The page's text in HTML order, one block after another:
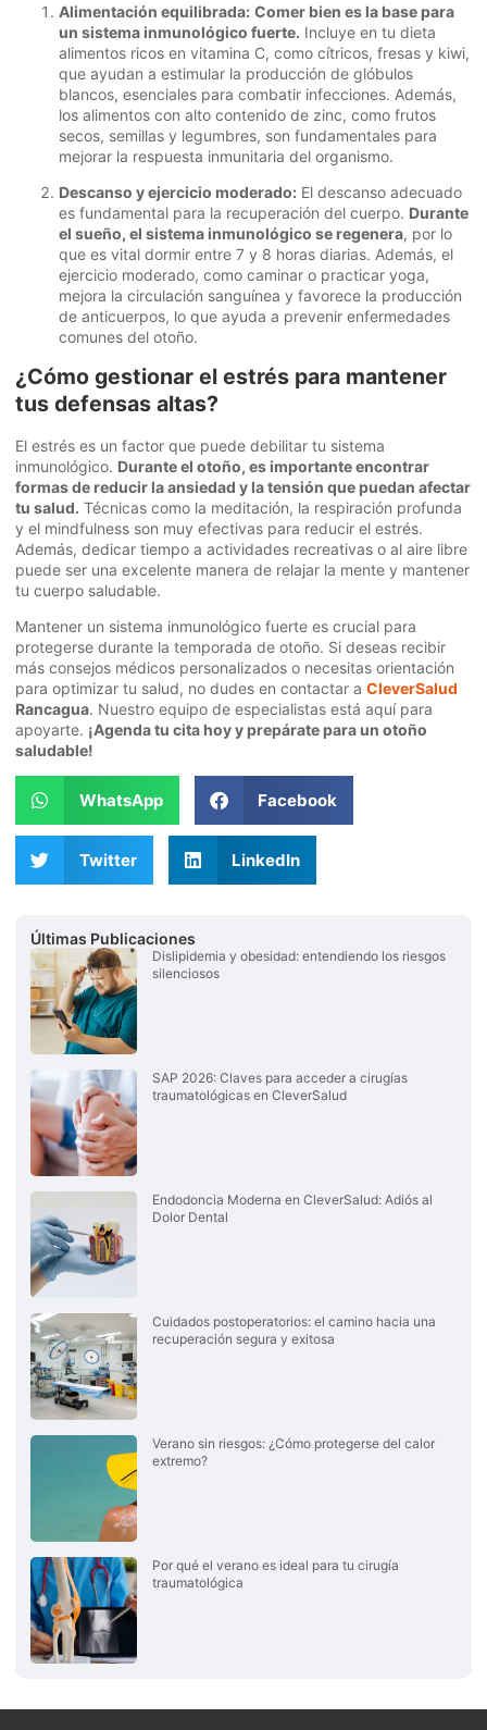
Alimentación equilibrada: Comer bien es la base para
un sistema inmunológico fuerte. Incluye en tu dieta
alimentos ricos en vitamina C, como cítricos, fresas y kiwi,
que ayudan a estimular la producción de glóbulos
blancos, esenciales para combatir infecciones. Además,
los alimentos con alto contenido de zinc, como frutos
secos, semillas y legumbres, son fundamentales para
mejorar la respuesta inmunitaria del organismo.
Descanso y ejercicio moderado: El descanso adecuado
es fundamental para la recuperación del cuerpo. Durante
el sueño, el sistema inmunológico se regenera, por lo
que es vital dormir entre 7 y 8 horas diarias. Además, el
ejercicio moderado, como caminar o practicar yoga,
mejora la circulación sanguínea y favorece la producción
de anticuerpos, lo que ayuda a prevenir enfermedades
comunes del otoño.
¿Cómo gestionar el estrés para mantener
tus defensas altas?
El estrés es un factor que puede debilitar tu sistema
inmunológico. Durante el otoño, es importante encontrar
formas de reducir la ansiedad y la tensión que puedan afectar
tu salud. Técnicas como la meditación, la respiración profunda
y el mindfulness son muy efectivas para reducir el estrés.
Además, dedicar tiempo a actividades recreativas o al aire libre
puede ser una excelente manera de relajar la mente y mantener
tu cuerpo saludable.
Mantener un sistema inmunológico fuerte es crucial para
protegerse durante la temporada de otoño. Si deseas recibir
más consejos médicos personalizados o necesitas orientación
para optimizar tu salud, no dudes en contactar a CleverSalud
Rancagua. Nuestro equipo de especialistas está aquí para
apoyarte. ¡Agenda tu cita hoy y prepárate para un otoño
saludable!
WhatsApp Facebook
Twitter LinkedIn
Últimas Publicaciones
Dislipidemia y obesidad: entendiendo los riesgos
silenciosos
SAP 2026: Claves para acceder a cirugías
traumatológicas en CleverSalud
Endodoncia Moderna en CleverSalud: Adiós al
Dolor Dental
Cuidados postoperatorios: el camino hacia una
recuperación segura y exitosa
Verano sin riesgos: ¿Cómo protegerse del calor
extremo?
Por qué el verano es ideal para tu cirugía
traumatológica